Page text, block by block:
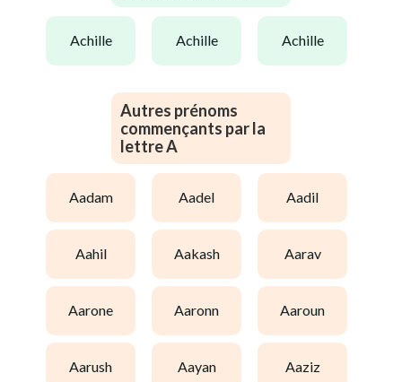
achille achille achille
Autres prénoms
commençants par la
lettre A
aadam aadel aadil
aahil aakash aarav
aarone aaronn aaroun
aarush aayan aaziz